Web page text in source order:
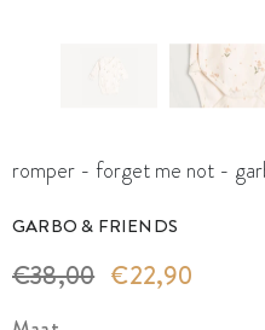
romper - forget me not -
GARBO & FRIENDS
€38,00 €22,90